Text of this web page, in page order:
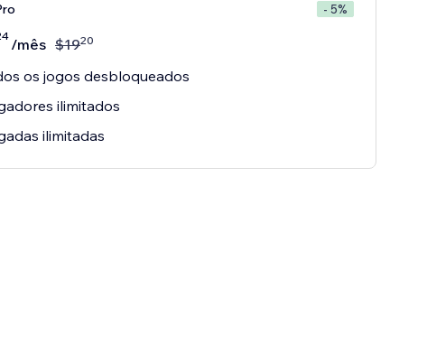
- 5%
/mês $1920
os jogos desbloqueados
ilimitados
ilimitadas